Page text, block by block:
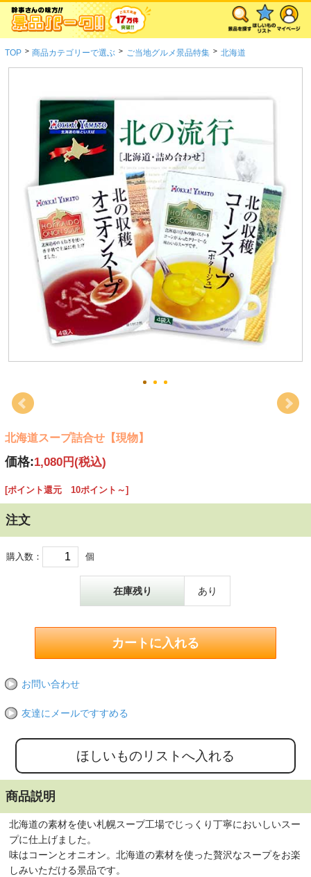
TOP > 商品カテゴリーで選ぶ > ご当地グルメ景品特集 > 北海道
北海道スープ詰合せ【現物】
価格:1,080円(税込)
[ポイント還元 10ポイント～]
注文
購入数： 個
在庫残り あり
お問い合わせ
友達にメールですすめる
商品説明
北海道の素材を使い札幌スープ工場でじっくり丁寧においしいスー
プに仕上げました。
味はコーンとオニオン。北海道の素材を使った贅沢なスープをお楽
しみいただける景品です。